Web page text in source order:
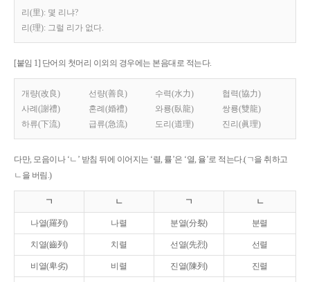
리(里): 몇 리냐?
리(理): 그럴 리가 없다.
[붙임 1] 단어의 첫머리 이외의 경우에는 본음대로 적는다.
개량(改良) 선량(善良) 수력(水力)
협력(協力)
사례(謝禮)
혼례(婚禮) 와룡(臥龍)
쌍룡(雙龍)
하류(下流)
급류(急流) 도리(道理) 진리(眞理)
다만, 모음이나 ‘ㄴ’ 받침 뒤에 이어지는 ‘렬, 률’은 ‘열, 율’로 적는다.(ㄱ을 취하고
ㄴ을 버림.)
ㄱ ㄴ ㄱ ㄴ
나열(羅列) 나렬 분열(分裂) 분렬
치열(齒列) 치렬 선열(先烈) 선렬
비열(卑劣) 비렬 진열(陳列) 진렬